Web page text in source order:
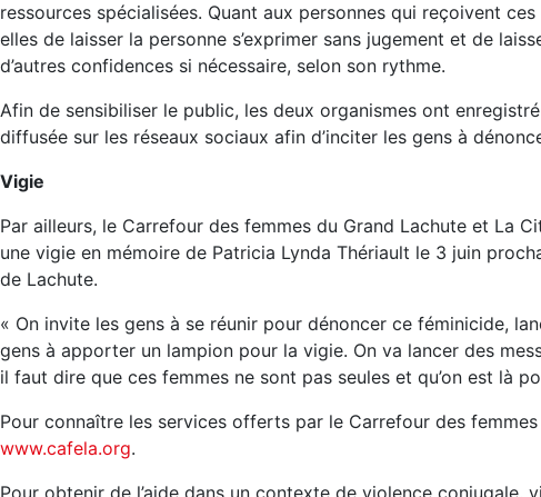
ressources spécialisées. Quant aux personnes qui reçoivent
elles de laisser la personne s’exprimer sans jugement et de
d’autres confidences si nécessaire, selon son rythme.
Afin de sensibiliser le public, les deux organismes ont
diffusée sur les réseaux sociaux afin d’inciter les gens à
Vigie
Par ailleurs, le Carrefour des femmes du Grand Lachute et La
une vigie en mémoire de Patricia Lynda Thériault le 3 juin
de Lachute.
« On invite les gens à se réunir pour dénoncer ce féminicide,
gens à apporter un lampion pour la vigie. On va lancer des
il faut dire que ces femmes ne sont pas seules et qu’on est là
Pour connaître les services offerts par le Carrefour des
www.cafela.org.